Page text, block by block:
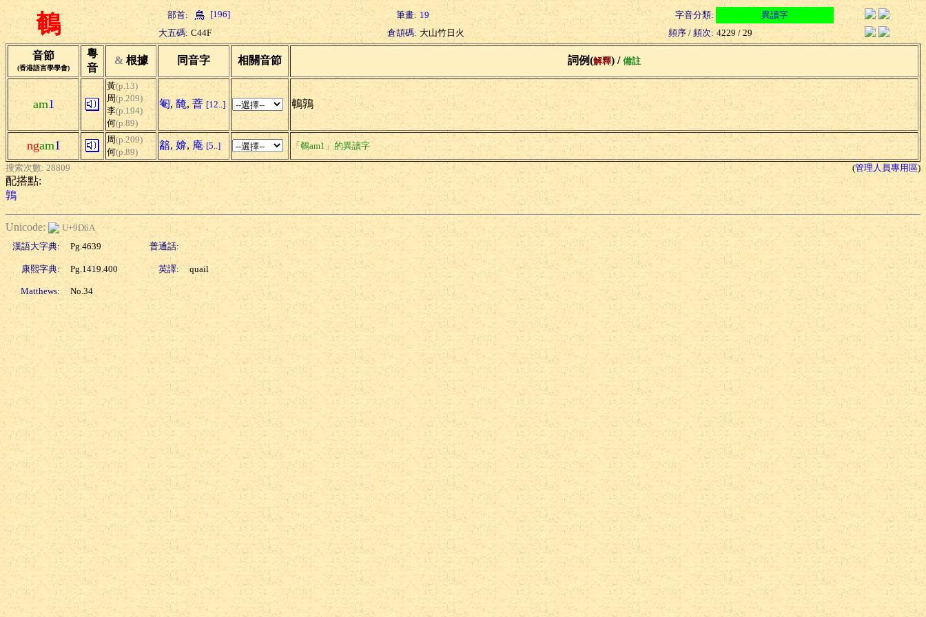
鵪 部首: [196] 筆畫: 19 字音分類:
異讀字
大五碼: C44F 倉頡碼: 大山竹日火 頻序 / 頻次: 4229 / 29
音節
(香港語言學學會)
粵
音
& 根據 同音字 相關音節 詞例(解釋) / 備註
am1
黃(p.13)
周(p.209)
李(p.194)
何(p.89)
匎, 馣, 萻 [12..] 鵪鶉
ngam1 周(p.209)
何(p.89)
韽, 媕, 庵 [5..] 「鵪am1」的異讀字
搜索次數: 28809 (管理人員專用區)
配搭點:
鶉
Unicode:
U+9D6A
漢語大字典:
Pg.4639 普通話:
康熙字典: Pg.1419.400 英譯: quail
Matthews: No.34